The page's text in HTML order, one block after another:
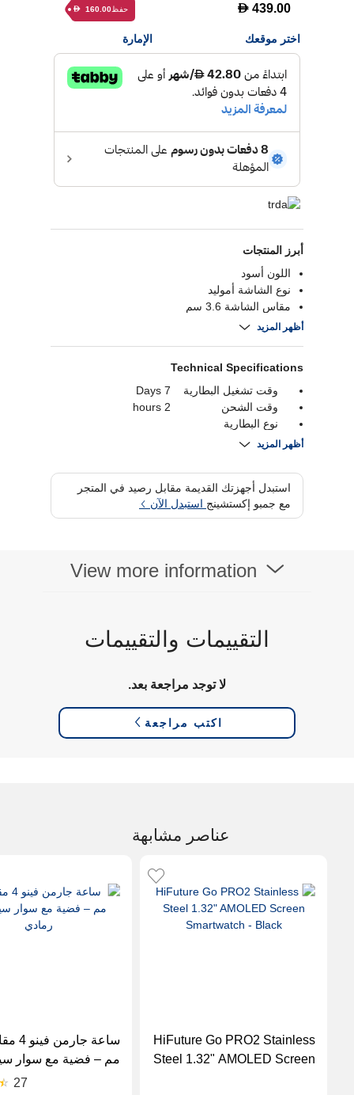
D 439.00 حفظ D 160.00
اختر موقعك الإمارة
أبرز المنتجات
اللون أسود
نوع الشاشة أموليد
مقاس الشاشة 3.6 سم
الدقة 466 في 466
أظهر المزيد
Technical Specifications
وقت تشغيل البطارية
7 Days
وقت الشحن
2 hours
نوع البطارية
بلوتوث
قدرة البطارية
350 mAh
واي فاي
نوع العرض
AMOLED
أظهر المزيد
استبدل أجهزتك القديمة مقابل رصيد في المتجر
مع جمبو إكستشينج استبدل الآن
View more information
التقييمات والتقييمات
لا توجد مراجعة بعد.
اكتب مراجعة
عناصر مشابهة
HiFuture Go PRO2 Stainless
Steel 1.32" AMOLED Screen
مم – فضية مع سوار
27